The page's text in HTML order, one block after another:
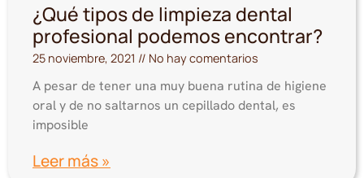
¿Qué tipos de limpieza dental
profesional podemos encontrar?
25 noviembre, 2021 No hay comentarios
A pesar de tener una muy buena rutina de higiene
oral y de no saltarnos un cepillado dental, es
imposible
Leer más »